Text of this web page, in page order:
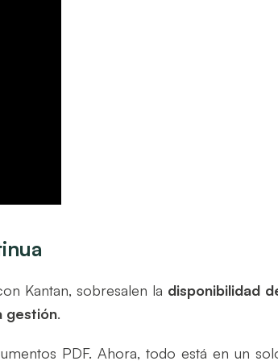
Kantan, sobresalen la disponibilidad
gestión.
PDF. Ahora, todo está en un